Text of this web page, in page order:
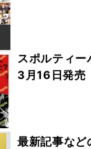
スポルティ
3月16日発売
最新記事など